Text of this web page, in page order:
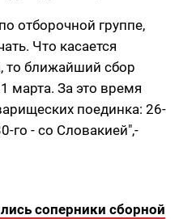
отборочной группе,
Что касается
то ближайший сбор
марта. За это время
поединка: 26-
го - со Словакией",-
соперники сборной